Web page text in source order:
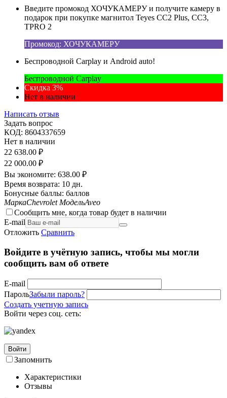
Введите промокод ХОЧУКАМЕРУ и получите камеру в
подарок при покупке магнитол Teyes CC2 Plus, CC3,
TPRO 2
Промокод: ХОЧУКАМЕРУ
Беспроводной Carplay и Android auto!
Беспроводной Carplay
Скидка 3%
Нет в наличии
Написать отзыв
Задать вопрос
КОД: 8604337659
Нет в наличии
22 638.00 ₽
22 000.00 ₽
Вы экономите: 638.00 ₽
Время возврата: 10 дн.
Бонусные баллы: баллов
МаркаChevrolet МодельAveo
Сообщить мне, когда товар будет в наличии
E-mail
Отложить Сравнить
Войдите в учётную запись, чтобы мы могли
сообщить вам об ответе
E-mail
ПарольЗабыли пароль?
Создать учетную запись
Войти через соц. сеть:
Войти
Запомнить
Характеристики
Отзывы